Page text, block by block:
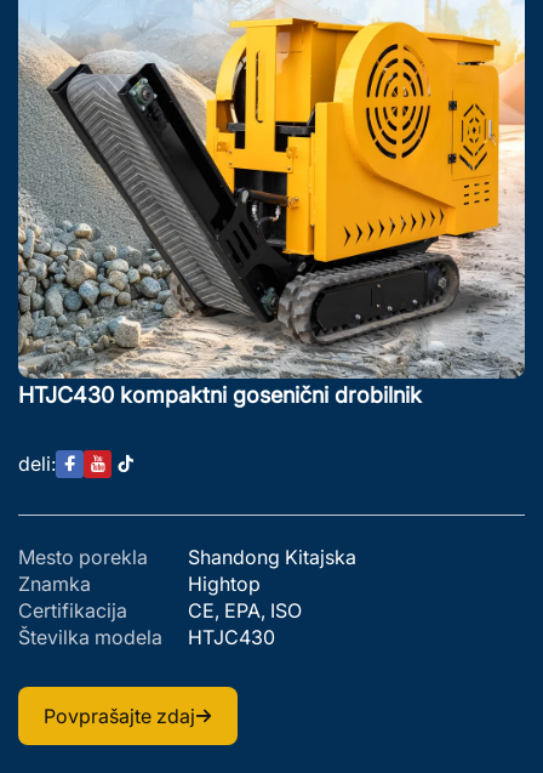
HTJC430 kompaktni gosenični drobilnik
deli:
Mesto porekla
Shandong Kitajska
Znamka
Hightop
Certifikacija
CE, EPA, ISO
Številka modela
HTJC430
Povprašajte zdaj